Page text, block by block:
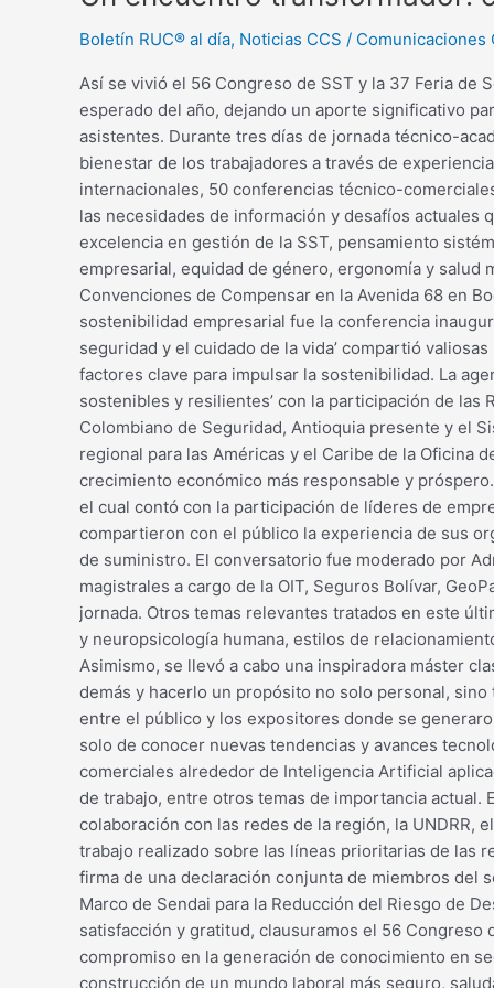
Boletín RUC® al día, Noticias CCS / Comunicaciones
Así se vivió el 56 Congreso de SST y la 37 Feria de
esperado del año, dejando un aporte significativo
asistentes. Durante tres días de jornada técnico-
bienestar de los trabajadores a través de
internacionales, 50 conferencias técnico-
las necesidades de información y desafíos actuales
excelencia en gestión de la SST, pensamiento
empresarial, equidad de género, ergonomía y
Convenciones de Compensar en la Avenida 68 en
sostenibilidad empresarial fue la conferencia
seguridad y el cuidado de la vida’ compartió
factores clave para impulsar la sostenibilidad. La
sostenibles y resilientes’ con la participación de las
Colombiano de Seguridad, Antioquia presente y el
regional para las Américas y el Caribe de la Oficina
crecimiento económico más responsable y
el cual contó con la participación de líderes de
compartieron con el público la experiencia de sus
de suministro. El conversatorio fue moderado por
magistrales a cargo de la OIT, Seguros Bolívar,
jornada. Otros temas relevantes tratados en este
y neuropsicología humana, estilos de
Asimismo, se llevó a cabo una inspiradora máster
demás y hacerlo un propósito no solo personal,
entre el público y los expositores donde se
solo de conocer nuevas tendencias y avances
comerciales alrededor de Inteligencia Artificial
de trabajo, entre otros temas de importancia actual.
colaboración con las redes de la región, la UNDRR,
trabajo realizado sobre las líneas prioritarias de las
firma de una declaración conjunta de miembros del
Marco de Sendai para la Reducción del Riesgo de
satisfacción y gratitud, clausuramos el 56
compromiso en la generación de conocimiento en
construcción de un mundo laboral más seguro,